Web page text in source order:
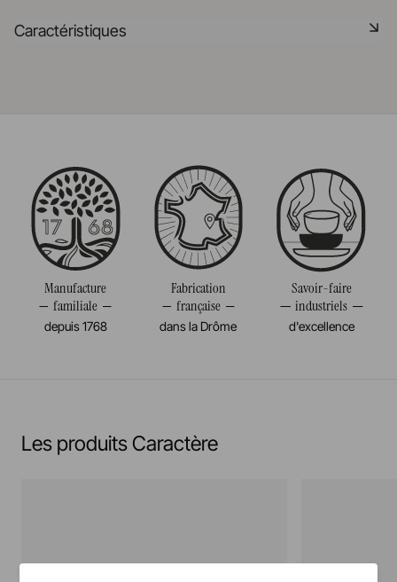
département R&D
Passe au micro-onde
Résiste au congélateur et aux chocs thermiques
(-20°c)
Pas de cuisson à la flamme, ni gaz, ni électrique
Caractéristiques
Diamètre 33CM
Poids 0,149KG
Manufacture
familiale
depuis 1768
Fabrication
française
dans la Drôme
Savoir-faire
industriels
d'excellence
Les produits Caractère